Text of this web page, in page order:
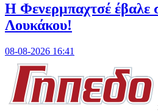
Η Φενερμπαχτσέ έβαλε
Λουκάκου!
08-08-2026 16:41